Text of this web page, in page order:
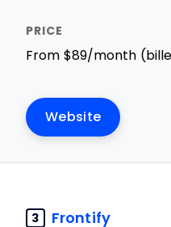
From $89/month
Website
3 Frontify